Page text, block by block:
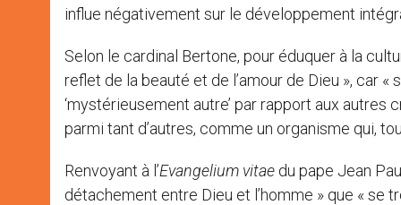
influe négativement sur le développement
Selon le cardinal Bertone, pour éduquer à la
reflet de la beauté et de l’amour de Dieu », car
‘mystérieusement autre’ par rapport aux
parmi tant d’autres, comme un organisme qui,
Renvoyant à l’Evangelium vitae du pape Jean
détachement entre Dieu et l’homme » que « se